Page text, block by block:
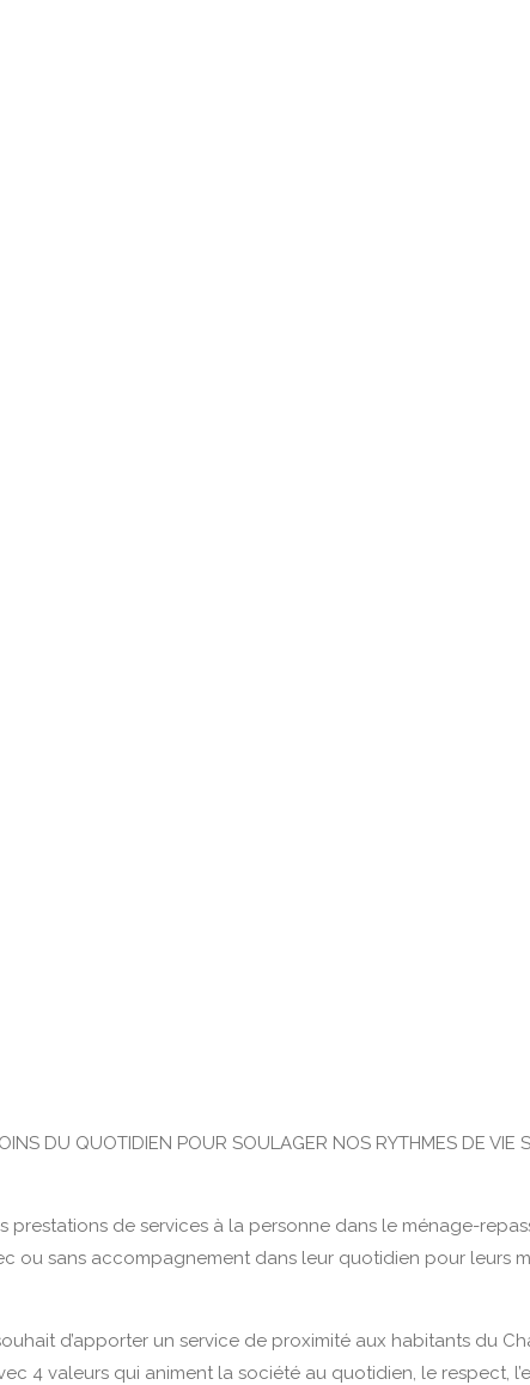
DU QUOTIDIEN POUR SOULAGER NOS RYTHMES DE VIE
de services à la personne dans le ménage-
ou sans accompagnement dans leur quotidien pour leurs
d’apporter un service de proximité aux habitants du
4 valeurs qui animent la société au quotidien, le respect,